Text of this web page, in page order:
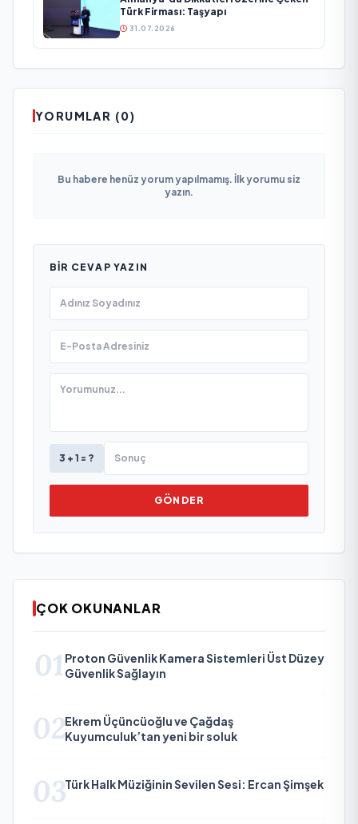
Türk Firması: Taşyapı
31.07.2026
YORUMLAR (0)
Bu habere henüz yorum yapılmamış. İlk yorumu siz
yazın.
BIR CEVAP YAZIN
3 + 1 = ?
GÖNDER
ÇOK OKUNANLAR
01 Proton Güvenlik Kamera Sistemleri Üst Düzey
Güvenlik Sağlayın
02Ekrem Üçüncüoğlu ve Çağdaş
Kuyumculuk’tan yeni bir soluk
03Türk Halk Müziğinin Sevilen Sesi: Ercan Şimşek